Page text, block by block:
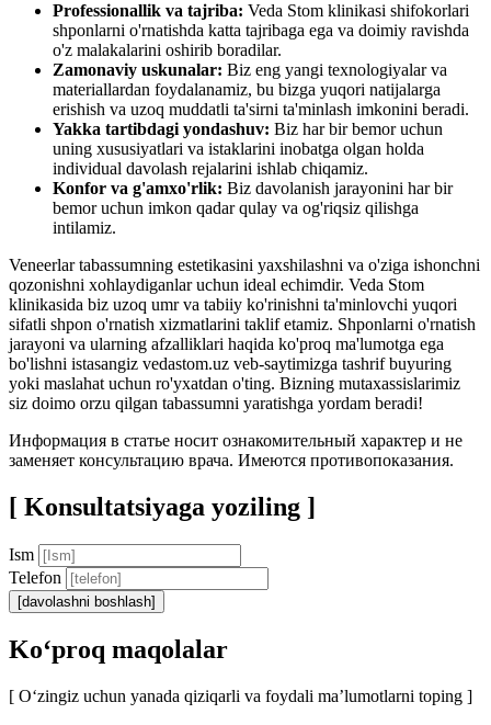
Professionallik va tajriba: Veda Stom klinikasi shifokorlari
shponlarni o'rnatishda katta tajribaga ega va doimiy ravishda
o'z malakalarini oshirib boradilar.
Zamonaviy uskunalar: Biz eng yangi texnologiyalar va
materiallardan foydalanamiz, bu bizga yuqori natijalarga
erishish va uzoq muddatli ta'sirni ta'minlash imkonini beradi.
Yakka tartibdagi yondashuv: Biz har bir bemor uchun
uning xususiyatlari va istaklarini inobatga olgan holda
individual davolash rejalarini ishlab chiqamiz.
Konfor va g'amxo'rlik: Biz davolanish jarayonini har bir
bemor uchun imkon qadar qulay va og'riqsiz qilishga
intilamiz.
Veneerlar tabassumning estetikasini yaxshilashni va o'ziga ishonchni
qozonishni xohlaydiganlar uchun ideal echimdir. Veda Stom
klinikasida biz uzoq umr va tabiiy ko'rinishni ta'minlovchi yuqori
sifatli shpon o'rnatish xizmatlarini taklif etamiz. Shponlarni o'rnatish
jarayoni va ularning afzalliklari haqida ko'proq ma'lumotga ega
bo'lishni istasangiz vedastom.uz veb-saytimizga tashrif buyuring
yoki maslahat uchun ro'yxatdan o'ting. Bizning mutaxassislarimiz
siz doimo orzu qilgan tabassumni yaratishga yordam beradi!
Информация в статье носит ознакомительный характер и не
заменяет консультацию врача. Имеются противопоказания.
[ Konsultatsiyaga yoziling ]
Ism
Telefon
[davolashni boshlash]
Ko‘proq maqolalar
[ O‘zingiz uchun yanada qiziqarli va foydali ma’lumotlarni toping ]